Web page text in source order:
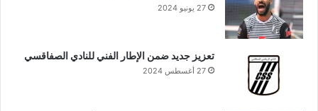
27 يونيو 2024
تعزيز جديد ضمن الإطار الفني للنادي الصفاقسي
27 أغسطس 2024